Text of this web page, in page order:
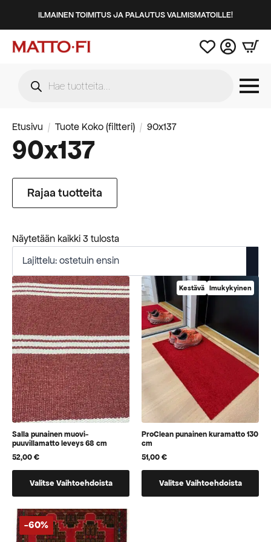
ILMAINEN TOIMITUS JA PALAUTUS VALMISMATOILLE!
search
Etusivu Tuote Koko (filtteri) 90x137
90x137
Rajaa tuotteita
Näytetään kaikki 3 tulostaSuosituimmat
Salla punainen muovi-
puuvillamatto leveys 68 cm
52,00€
Valitse Vaihtoehdoista
vaihtoehtoja,
jotka
Kestävä Imukykyinen
ProClean punainen kuramatto 130
cm
51,00€
Valitse Vaihtoehdoista
-60%